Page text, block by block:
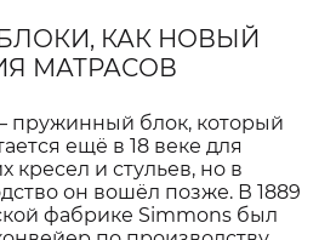
КАК НОВЫЙ
МАТРАСОВ
пружинный блок, который
ещё в 18 веке для
кресел и стульев, но в
он вошёл позже. В 1889
фабрике Simmons был